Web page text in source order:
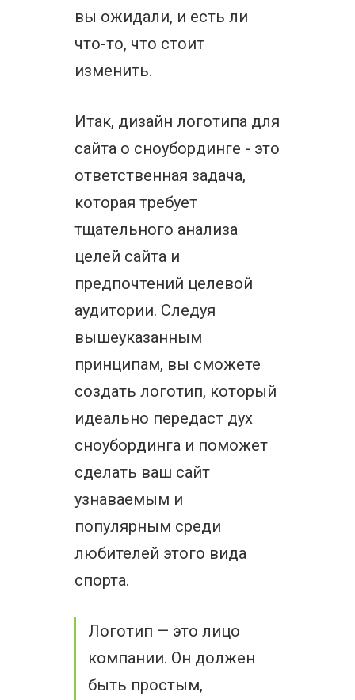
вы ожидали, и есть ли
что-то, что стоит
изменить.
Итак, дизайн логотипа для
сайта о сноубординге - это
ответственная задача,
которая требует
тщательного анализа
целей сайта и
предпочтений целевой
аудитории. Следуя
вышеуказанным
принципам, вы сможете
создать логотип, который
идеально передаст дух
сноубординга и поможет
сделать ваш сайт
узнаваемым и
популярным среди
любителей этого вида
спорта.
Логотип — это лицо
компании. Он должен
быть простым,